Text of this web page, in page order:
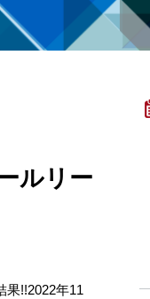
ルリー
果!!2022年11